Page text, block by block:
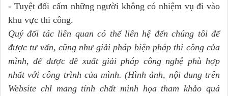
- Tuyệt đối cấm những ng­ười không có nhiệm vụ đi vào
khu vực thi công.
Quý đối tác liên quan có thể liên hệ đến chúng tôi để
được tư vấn, cũng như giải pháp biện pháp thi công của
mình, để được đề xuất giải pháp công nghệ phù hợp
nhất với công trình của mình. (Hình ảnh, nội dung trên
Website chỉ mang tính chất minh họa tham khảo quá